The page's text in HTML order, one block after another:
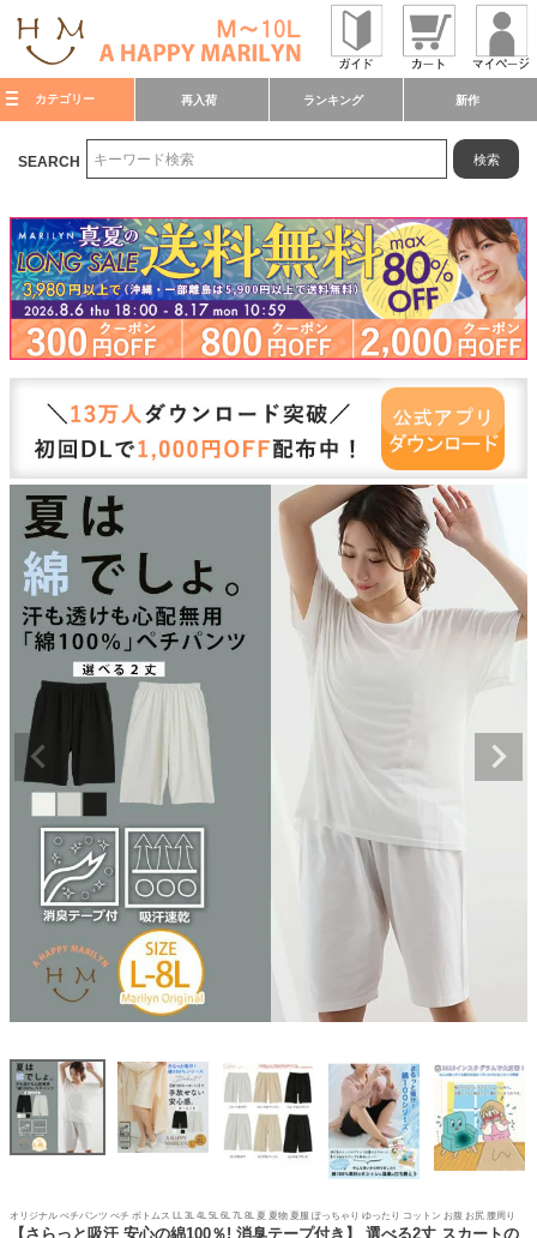
カテゴリー 再入荷 ランキング 新作
SEARCH 検索
オリジナル ぺチパンツ ぺチ ボトムス LL 3L 4L 5L 6L 7L 8L 夏 夏物 夏服 ぽっちゃり ゆったり コットン お腹 お尻 腰周り
【さらっと吸汗 安心の綿100％! 消臭テープ付き】 選べる2丈 スカートの